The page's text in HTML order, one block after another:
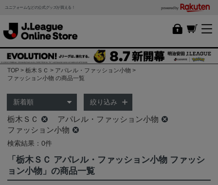
ユニフォームなどの公式グッズが買える！ powered by
TOP 栃木ＳＣ
アパレル・ファッション小物
ファッション小物 の商品一覧
絞り込み
栃木ＳＣ
アパレル・ファッション小物
ファッション小物
検索結果：0件
「栃木ＳＣ アパレル・ファッション小物 ファッシ
ョン小物」の商品一覧